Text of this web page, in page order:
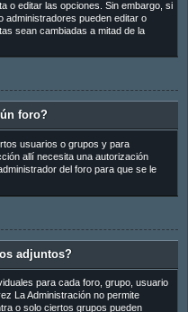
o editar las opciones. Sin embargo, si
administradores pueden editar o
sean cambiadas a mitad de la
foro?
usuarios o grupos y para
allí necesita una autorización
del foro para que se le
adjuntos?
para cada foro, grupo, usuario
La Administración no permite
o solo ciertos grupos pueden